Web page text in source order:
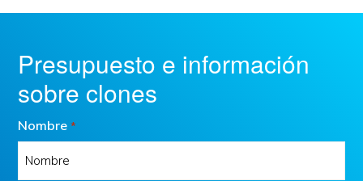
Presupuesto e información
sobre clones
Nombre *